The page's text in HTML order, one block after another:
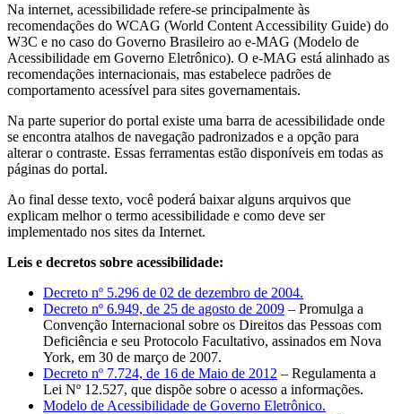
Na internet, acessibilidade refere-se principalmente às
recomendações do WCAG (World Content Accessibility Guide) do
W3C e no caso do Governo Brasileiro ao e-MAG (Modelo de
Acessibilidade em Governo Eletrônico). O e-MAG está alinhado as
recomendações internacionais, mas estabelece padrões de
comportamento acessível para sites governamentais.
Na parte superior do portal existe uma barra de acessibilidade onde
se encontra atalhos de navegação padronizados e a opção para
alterar o contraste. Essas ferramentas estão disponíveis em todas as
páginas do portal.
Ao final desse texto, você poderá baixar alguns arquivos que
explicam melhor o termo acessibilidade e como deve ser
implementado nos sites da Internet.
Leis e decretos sobre acessibilidade:
Decreto nº 5.296 de 02 de dezembro de 2004.
Decreto nº 6.949, de 25 de agosto de 2009 – Promulga a
Convenção Internacional sobre os Direitos das Pessoas com
Deficiência e seu Protocolo Facultativo, assinados em Nova
York, em 30 de março de 2007.
Decreto nº 7.724, de 16 de Maio de 2012 – Regulamenta a
Lei Nº 12.527, que dispõe sobre o acesso a informações.
Modelo de Acessibilidade de Governo Eletrônico.